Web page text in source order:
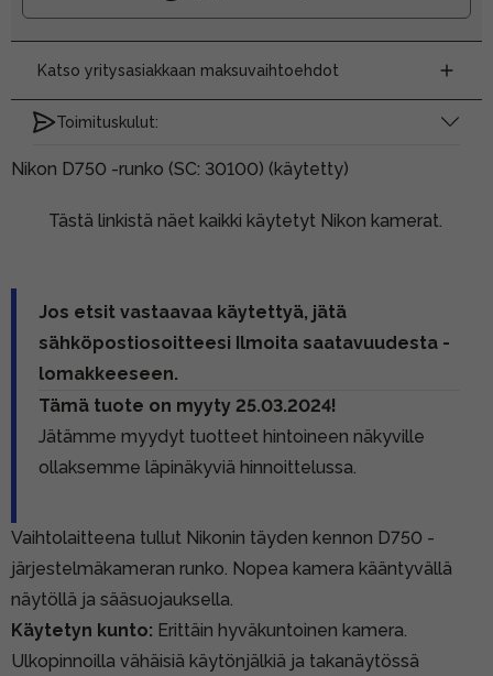
Katso yritysasiakkaan maksuvaihtoehdot
Toimituskulut:
Nikon D750 -runko (SC: 30100) (käytetty)
Tästä linkistä näet kaikki käytetyt Nikon kamerat.
Jos etsit vastaavaa käytettyä, jätä
sähköpostiosoitteesi Ilmoita saatavuudesta -
lomakkeeseen.
Tämä tuote on myyty 25.03.2024!
Jätämme myydyt tuotteet hintoineen näkyville
ollaksemme läpinäkyviä hinnoittelussa.
Vaihtolaitteena tullut Nikonin täyden kennon D750 -
järjestelmäkameran runko. Nopea kamera kääntyvällä
näytöllä ja sääsuojauksella.
Käytetyn kunto: Erittäin hyväkuntoinen kamera.
Ulkopinnoilla vähäisiä käytönjälkiä ja takanäytössä